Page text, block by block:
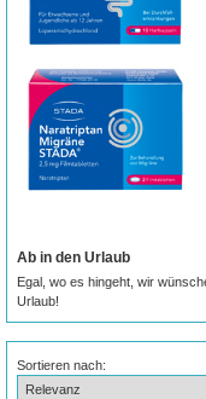
Ab in den Urlaub
Egal, wo es hingeht, wir
Urlaub!
Sortieren nach: